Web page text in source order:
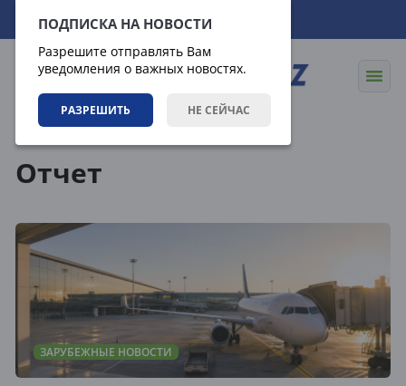
ПОДПИСКА НА НОВОСТИ
Разрешите отправлять Вам
уведомления о важных новостях.
РАЗРЕШИТЬ НЕ СЕЙЧАС
09.08.2026 03:57:31
Отчет
ЗАРУБЕЖНЫЕ НОВОСТИ